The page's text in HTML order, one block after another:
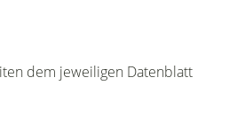
dem jeweiligen Datenblatt